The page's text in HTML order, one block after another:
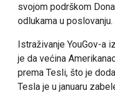
svojom podrškom
odlukama u poslovanju.
Istraživanje YouGov-a
je da većina
prema Tesli, što je
Tesla je u januaru